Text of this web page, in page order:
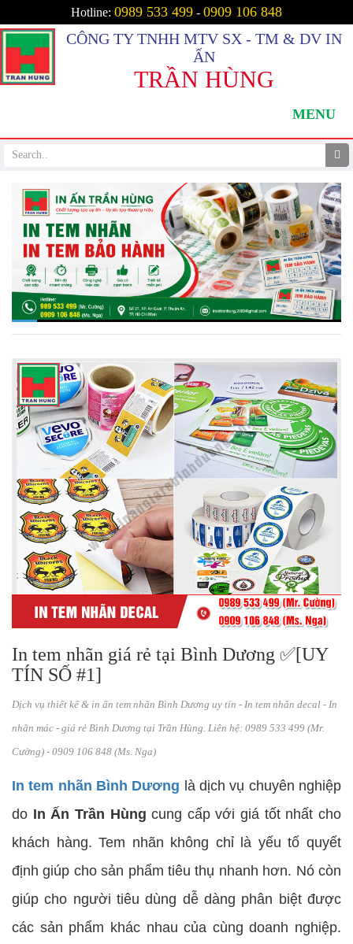
Hotline: 0989 533 499 - 0909 106 848
CÔNG TY TNHH MTV SX - TM & DV IN
ẤN
TRẦN HÙNG
MENU
In tem nhãn giá rẻ tại Bình Dương ✅[UY
TÍN SỐ #1]
Dịch vụ thiết kế & in ấn tem nhãn Bình Dương uy tín - In tem nhãn decal - In
nhãn mác - giá rẻ Bình Dương tại Trần Hùng. Liên hệ: 0989 533 499 (Mr.
Cường) - 0909 106 848 (Ms. Nga)
In tem nhãn Bình Dương là dịch vụ chuyên nghiệp
do In Ấn Trần Hùng cung cấp với giá tốt nhất cho
khách hàng. Tem nhãn không chỉ là yếu tố quyết
định giúp cho sản phẩm tiêu thụ nhanh hơn. Nó còn
giúp cho người tiêu dùng dễ dàng phân biệt được
các sản phẩm khác nhau của cùng doanh nghiệp.